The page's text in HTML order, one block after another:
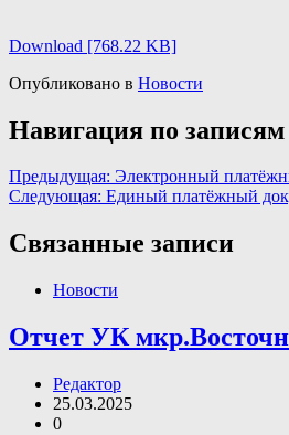
Download [768.22 KB]
Опубликовано в Новости
Навигация по записям
Предыдущая: Электронный
Следующая: Единый платёжный
Связанные записи
Новости
Отчет УК
Редактор
25.03.2025
0